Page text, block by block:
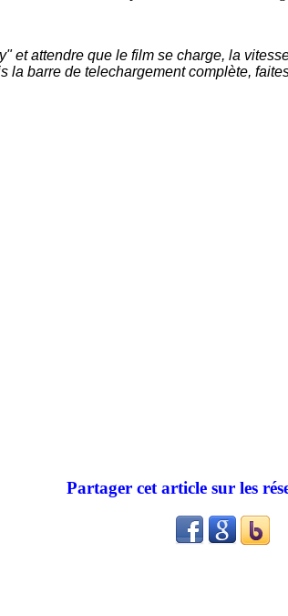
et attendre que le film se charge, la
la barre de telechargement complète,
Partager cet article sur les